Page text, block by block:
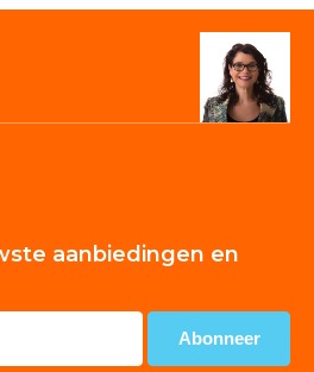
aanbiedingen en
Abonneer